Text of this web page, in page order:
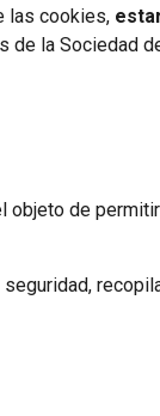
las cookies,
la Sociedad
objeto de